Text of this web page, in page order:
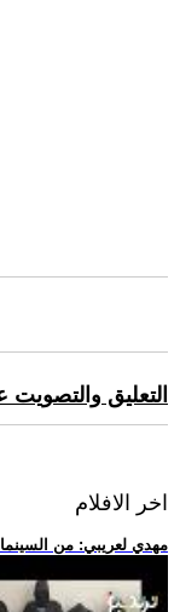
التعليق
اخر الافلام
.. مهدي لعريبي: من